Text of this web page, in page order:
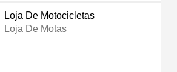
Loja De Motocicletas
Loja De Motas